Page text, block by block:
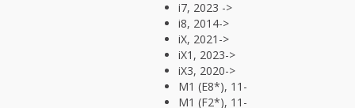
i7, 2023 ->
i8, 2014->
iX, 2021->
iX1, 2023->
iX3, 2020->
M1 (E8*), 11-
M1 (F2*), 11-